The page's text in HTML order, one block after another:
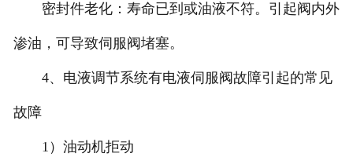
密封件老化：寿命已到或油液不符。引起阀内外
渗油，可导致伺服阀堵塞。
4、电液调节系统有电液伺服阀故障引起的常见
故障
1）油动机拒动